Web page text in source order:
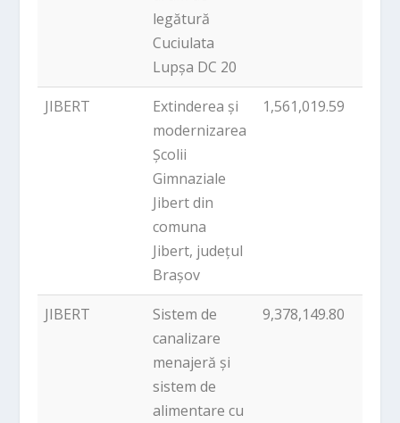
legătură
Cuciulata
Lupșa DC 20
JIBERT
Extinderea și
modernizarea
Școlii
Gimnaziale
Jibert din
comuna
Jibert, județul
Brașov
1,561,019.59
JIBERT
Sistem de
canalizare
menajeră și
sistem de
alimentare cu
9,378,149.80